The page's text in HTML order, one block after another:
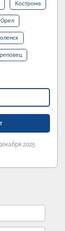
Кострома
Орел
2025